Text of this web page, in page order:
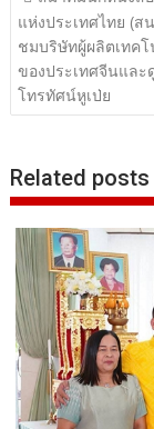
เรื่อง
แห่งประเทศไทย (ส
ชมบริษัทผู้ผลิตเทค
ของประเทศจีนและ
โทรทัศน์หูเป่ย
Related posts